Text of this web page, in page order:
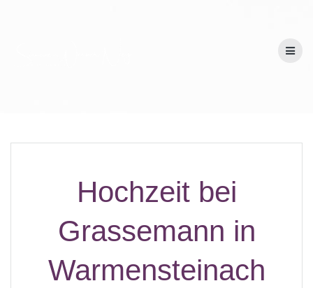
Hochzeit bei
Grassemann in
Warmensteinach